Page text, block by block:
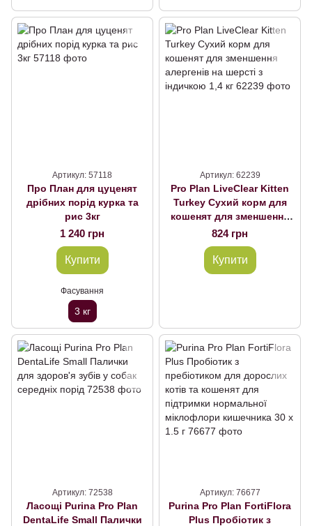
Артикул: 57118
Про План для цуценят
дрібних порід курка та
рис 3кг
1 240 грн
Купити
Фасування
3 кг
Артикул: 62239
Pro Plan LiveClear Kitten
Turkey Сухий корм для
кошенят для зменшення
алергенів на шерсті з
індичкою 1,4 кг
824 грн
Купити
Артикул: 72538
Ласощі Purina Pro Plan
DentaLife Small Палички
Артикул: 76677
Purina Pro Plan FortiFlora
Plus Пробіотик з